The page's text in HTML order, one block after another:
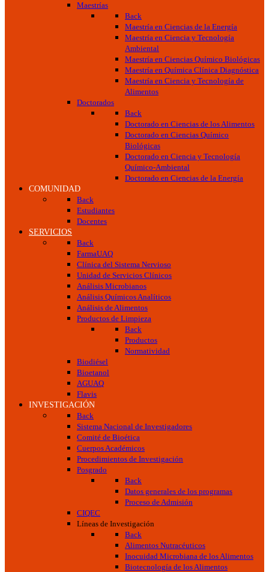
Maestrías
Back
Maestría en Ciencias de la Energía
Maestría en Ciencia y Tecnología
Ambiental
Maestría en Ciencias Químico Biológicas
Maestría en Química Clínica Diagnóstica
Maestría en Ciencia y Tecnología de
Alimentos
Doctorados
Back
Doctorado en Ciencias de los Alimentos
Doctorado en Ciencias Químico
Biológicas
Doctorado en Ciencia y Tecnología
Químico-Ambiental
Doctorado en Ciencias de la Energía
COMUNIDAD
Back
Estudiantes
Docentes
SERVICIOS
Back
FarmaUAQ
Clínica del Sistema Nervioso
Unidad de Servicios Clínicos
Análisis Microbianos
Análisis Químicos Analíticos
Análisis de Alimentos
Productos de Limpieza
Back
Productos
Normatividad
Biodiésel
Bioetanol
AGUAQ
Flavis
INVESTIGACIÓN
Back
Sistema Nacional de Investigadores
Comité de Bioética
Cuerpos Académicos
Procedimientos de Investigación
Posgrado
Back
Datos generales de los programas
Proceso de Admisión
CIQEC
Líneas de Investigación
Back
Alimentos Nutracéuticos
Inocuidad Microbiana de los Alimentos
Biotecnología de los Alimentos